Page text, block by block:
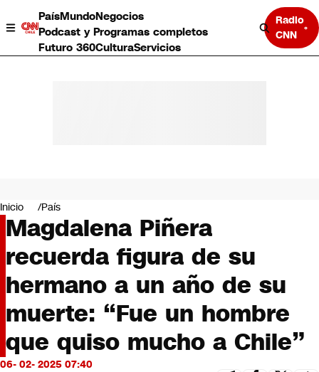
PaísMundoNegocios
Podcast y Programas completos
Futuro 360CulturaServicios
Radio
CNN
Negocios
Deportes
Programas completos
Cultura
Servicios
Bits
CNN tiempo
Opinión
Inicio País
Magdalena Piñera
recuerda figura de su
hermano a un año de su
muerte: “Fue un hombre
que quiso mucho a Chile”
06- 02- 2025 07:40